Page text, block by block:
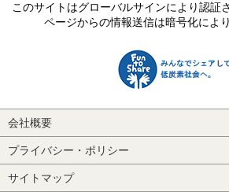
このサイトはグローバルサインにより認証
ページからの情報送信は暗号化によ
会社概要
プライバシー・ポリシー
サイトマップ